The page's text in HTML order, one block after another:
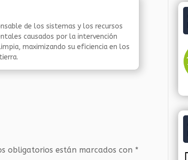
de los sistemas y los recursos
causados por la intervención
maximizando su eficiencia en los
obligatorios están marcados con *